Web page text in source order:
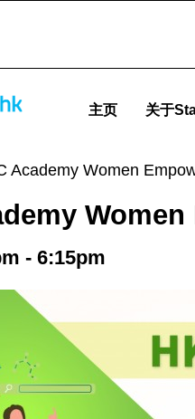
HKSEC Academy Women Empowerment - StartmeupHK
STARTMEUPHK
主页 关于
Academy Women
- 6:15pm